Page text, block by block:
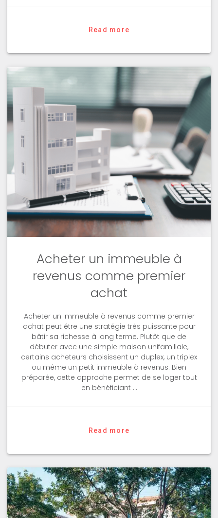
Read more
Acheter un immeuble à
revenus comme premier
achat
Acheter un immeuble à revenus comme premier
achat peut être une stratégie très puissante pour
bâtir sa richesse à long terme. Plutôt que de
débuter avec une simple maison unifamiliale,
certains acheteurs choisissent un duplex, un triplex
ou même un petit immeuble à revenus. Bien
préparée, cette approche permet de se loger tout
en bénéficiant …
Read more